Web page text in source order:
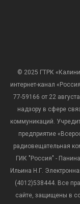
© 2025 ГТРК
интернет-канал
77-59166 от 22
надзору в сфере
коммуникаций.
предприятие
радиовещательная
ГИК "Россия" -
Ильина Н.Г.
(4012)538444. Все
сайте, защищены в